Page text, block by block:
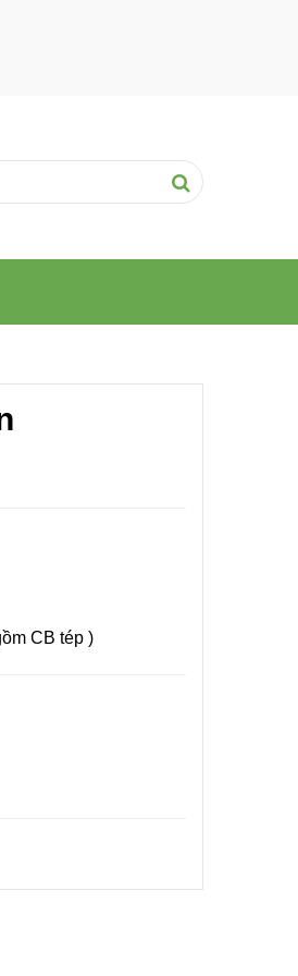
CB tép )